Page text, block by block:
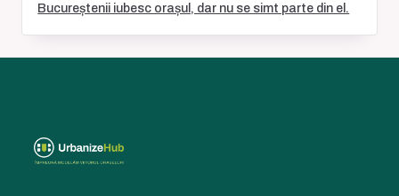
Bucureștenii iubesc orașul, dar nu se simt parte din el.